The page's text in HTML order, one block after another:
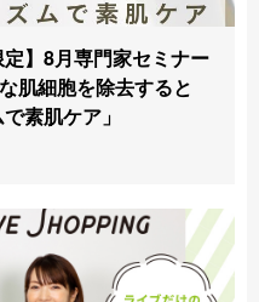
定】8月専門家セミナー
肌細胞を除去すると
素肌ケア」